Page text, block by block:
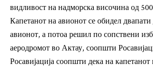
видливост на надморска височина од
Капетанот на авионот се обидел двапати
авионот, а потоа решил по сопствени
аеродромот во Актау, соопшти
Росавијација соопшти дека на